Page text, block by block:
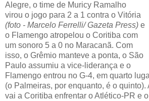
Alegre, o time de Muricy Ramalho
virou o jogo para 2 a 1 contra o Vitória
(foto - Marcelo Ferrelli/ Gazeta Press) e
o Flamengo atropelou o Coritiba com
um sonoro 5 a 0 no Maracanã. Com
isso, o Grêmio manteve a ponta, o São
Paulo assumiu a vice-liderança e o
Flamengo entrou no G-4, em quarto
(o Palmeiras, por enquanto, é o
vai a Coritiba enfrentar o Atlético-PR e